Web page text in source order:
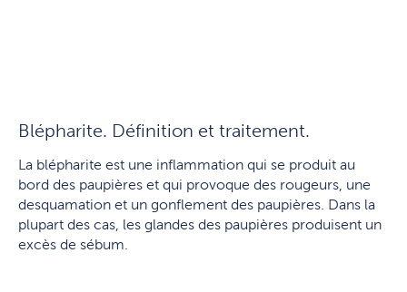
Blépharite. Définition et traitement.
La blépharite est une inflammation qui se produit au
bord des paupières et qui provoque des rougeurs, une
desquamation et un gonflement des paupières. Dans la
plupart des cas, les glandes des paupières produisent un
excès de sébum.